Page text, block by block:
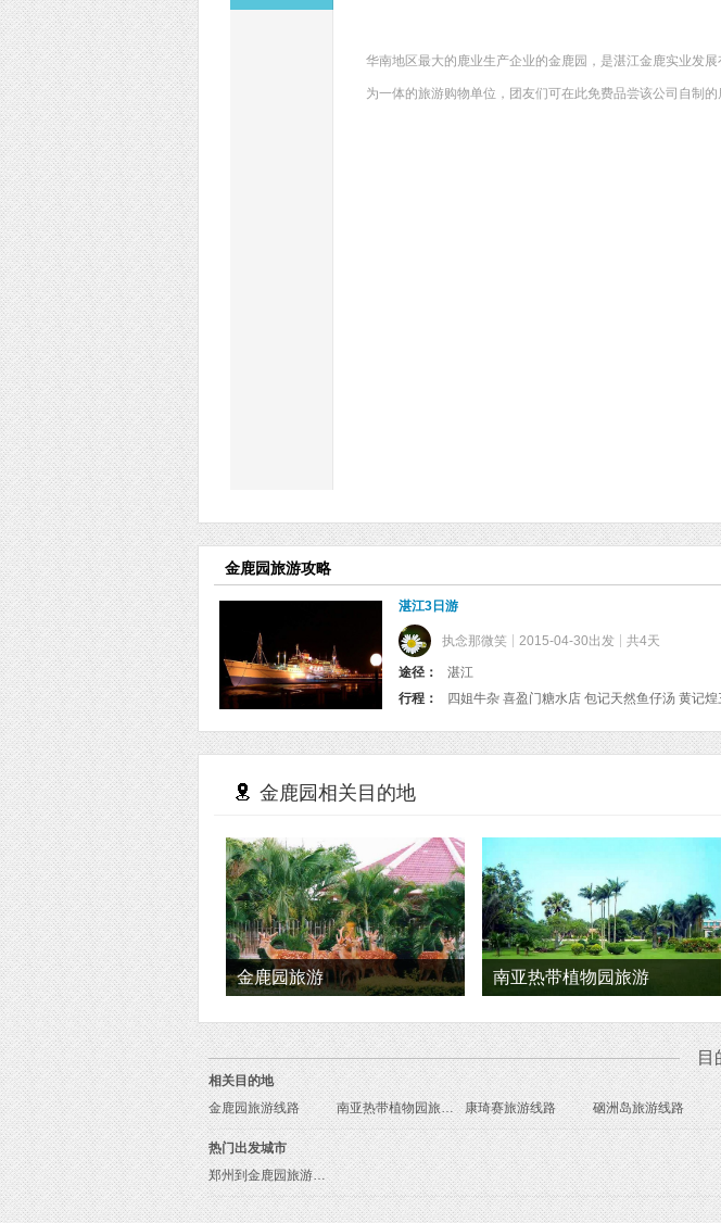
华南地区最大的鹿业生产企业的金鹿园，是湛江金鹿实业发
为一体的旅游购物单位，团友们可在此免费品尝该公司自制
金鹿园旅游攻略
湛江3日游
执念那微笑 2015-04-30出发 共4天
途径：
湛江
行程：
金鹿园相关目的地
金鹿园旅游 南亚热带植物园旅游
目
相关目的地
金鹿园旅游线路
南亚热带植物园旅游线路 康琦赛旅游线路 硇洲岛旅游线路
热门出发城市
郑州到金鹿园旅游报价